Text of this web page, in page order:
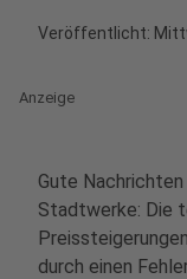
Veröffentlicht:
Anzeige
Gute
Stadtwerke: Die
durch einen